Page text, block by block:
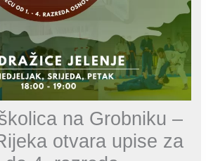
na Grobniku –
otvara upise za